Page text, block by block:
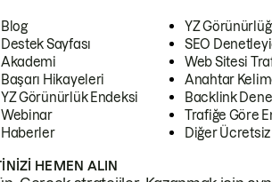
Blog
Destek Sayfası
Akademi
Başarı Hikayeleri
YZ Görünürlük Endeksi
Webinar
Haberler
YZ
SEO
Web Sitesi
Anahtar
Backlink
Trafiğe Göre
Diğer
HEMEN ALIN